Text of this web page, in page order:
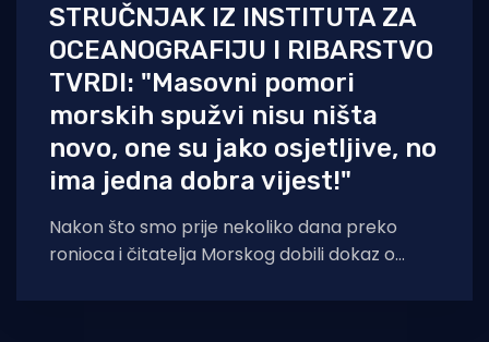
STRUČNJAK IZ INSTITUTA ZA
OCEANOGRAFIJU I RIBARSTVO
TVRDI: "Masovni pomori
morskih spužvi nisu ništa
novo, one su jako osjetljive, no
ima jedna dobra vijest!"
Nakon što smo prije nekoliko dana preko
ronioca i čitatelja Morskog dobili dokaz o